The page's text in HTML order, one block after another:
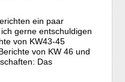
ein paar
gerne entschuldigen
von KW43-45
von KW 46 und
Das